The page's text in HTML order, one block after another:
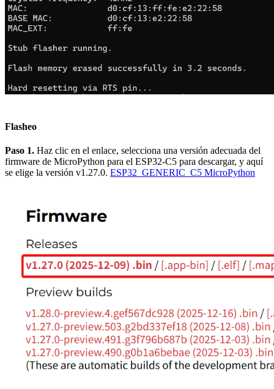
Flasheo
Paso 1. Haz clic en el enlace, selecciona una versión adecuada del
firmware de MicroPython para el ESP32-C5 para descargar, y aquí
se elige la versión v1.27.0. ESP32_GENERIC_C5 MicroPython